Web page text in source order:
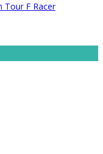
Tour F Racer